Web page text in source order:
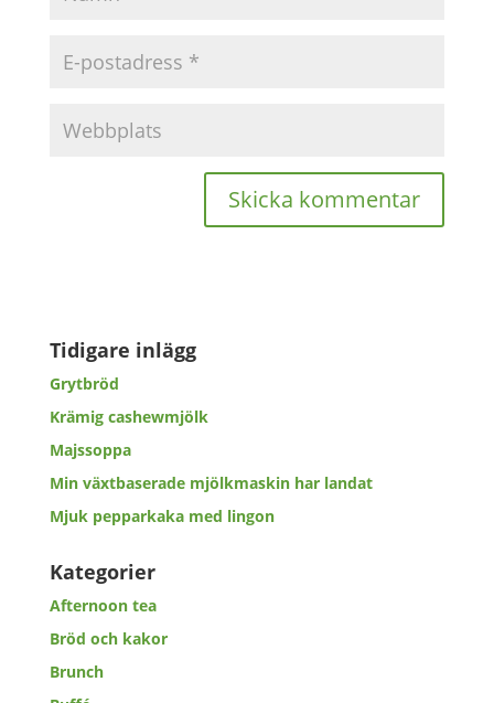
Tidigare inlägg
Grytbröd
Krämig cashewmjölk
Majssoppa
Min växtbaserade mjölkmaskin har landat
Mjuk pepparkaka med lingon
Kategorier
Afternoon tea
Bröd och kakor
Brunch